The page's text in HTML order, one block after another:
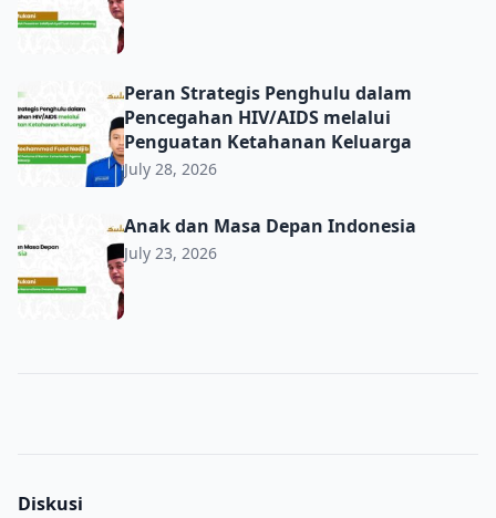
Peran Strategis Penghulu dalam Pencegahan HIV/AIDS
Peran Strategis Penghulu dalam
Pencegahan HIV/AIDS melalui
Penguatan Ketahanan Keluarga
July 28, 2026
Anak dan Masa Depan Indonesia
Anak dan Masa Depan Indonesia
July 23, 2026
Diskusi